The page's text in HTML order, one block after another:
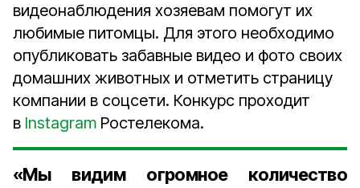
видеонаблюдения хозяевам помогут их
любимые питомцы. Для этого необходимо
опубликовать забавные видео и фото своих
домашних животных и отметить страницу
компании в соцсети. Конкурс проходит
в Instagram Ростелекома.
«Мы видим огромное количество